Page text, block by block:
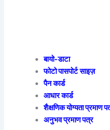
बायो-डाटा
फोटो पासपोर्ट साइज़
पैन कार्ड
आधार कार्ड
शैक्षणिक योग्यता प्रमाण
अनुभव प्रमाण पत्र